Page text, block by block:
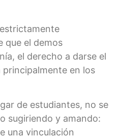
que el demos
el derecho a darse el
en los
de estudiantes, no se
sugiriendo y amando:
una vinculación